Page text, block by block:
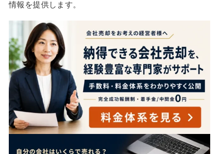
情報を提供します。